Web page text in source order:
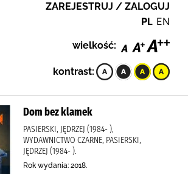
ZAREJESTRUJ / ZALOGUJ
PL EN
wielkość:
kontrast:
Dom bez klamek
PASIERSKI, JĘDRZEJ (1984- ),
WYDAWNICTWO CZARNE, PASIERSKI,
JĘDRZEJ (1984- ).
Rok wydania: 2018.